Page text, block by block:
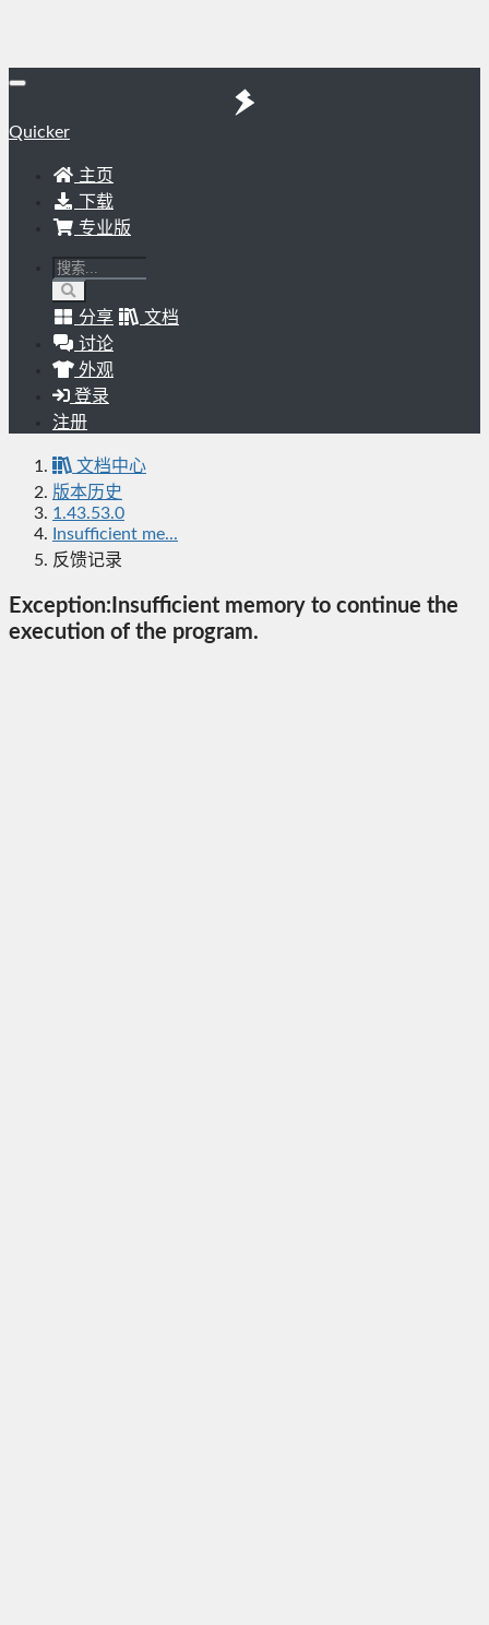
Quicker
主页
下载
专业版
分享
文档
讨论
外观
登录
注册
文档中心
版本历史
1.43.53.0
Insufficient me...
反馈记录
Exception:Insufficient memory to continue the
execution of the program.